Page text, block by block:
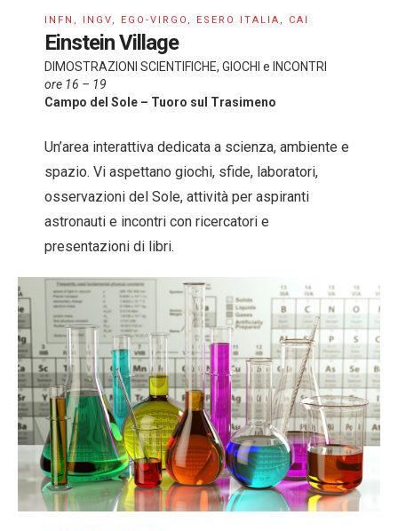
INFN, INGV, EGO-VIRGO, ESERO ITALIA, CAI
Einstein Village
DIMOSTRAZIONI SCIENTIFICHE, GIOCHI e INCONTRI
ore 16 – 19
Campo del Sole – Tuoro sul Trasimeno
Un’area interattiva dedicata a scienza, ambiente e
spazio. Vi aspettano giochi, sfide, laboratori,
osservazioni del Sole, attività per aspiranti
astronauti e incontri con ricercatori e
presentazioni di libri.